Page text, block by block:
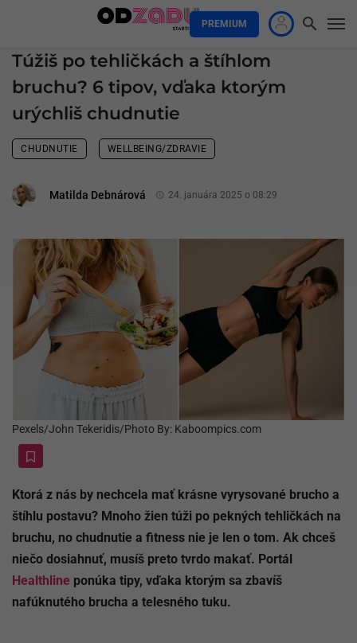
PREMIUM
Túžiš po tehličkách a štíhlom
bruchu? 6 tipov, vďaka ktorým
urýchliš chudnutie
CHUDNUTIE WELLBEING/ZDRAVIE
Matilda Debnárová 24. januára 2025 o 08:29
Pexels/John Tekeridis/Photo By: Kaboompics.com
Ktorá z nás by nechcela mať krásne vyrysované brucho a
štíhlu postavu? Mnoho žien túži po pekných tehličkách na
bruchu, no chudnutie a fitness nie je len o tom. Ak chceš
niečo dosiahnuť, musíš preto tvrdo makať. Portál
Healthline ponúka tipy, vďaka ktorým sa zbavíš
nafúknutého brucha a telesného tuku.